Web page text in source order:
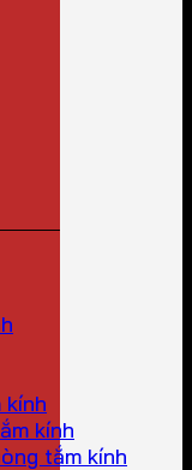
kính
kính
tắm kính